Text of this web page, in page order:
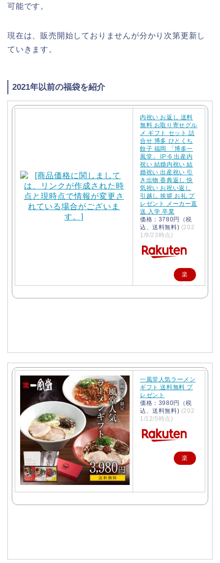
可能です。
現在は、販売開始しておりませんが分かり次第更新し
ていきます。
2021年以前の福袋を紹介
内祝い お返し 送料
無料 お取り寄せグル
メ ギフト セット 詰
合せ 博多 ひとくち
餃子 福岡 「博多一
風堂」 IP-6 出産内
祝い 結婚内祝い 結
婚祝い 出産祝い 引
き出物 香典返し 快
気祝い お祝い返し
引越し 挨拶 お礼 プ
レゼント メーカー直
送 入学 卒業
価格：3780円（税
込、送料無料) (202
1/9/23時点)
楽
天
一風堂人気ラーメン
ギフト 送料無料 プ
レゼント
価格：3980円（税
込、送料無料) (202
1/12/5時点)
楽